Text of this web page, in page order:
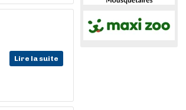
Lire la suite